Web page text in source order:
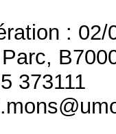
: 02/
373111